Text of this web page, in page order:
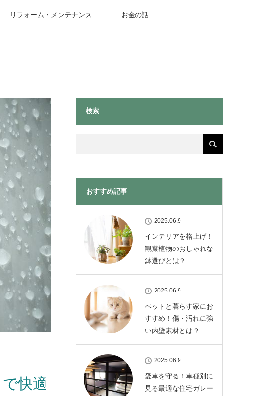
リフォーム・メンテナンス お金の話
快適
検索
おすすめ記事
2025.06.9
インテリアを格上げ！
観葉植物のおしゃれな
鉢選びとは？
2025.06.9
ペットと暮らす家にお
すすめ！傷・汚れに強
い内壁素材とは？…
2025.06.9
愛車を守る！車種別に
見る最適な住宅ガレー